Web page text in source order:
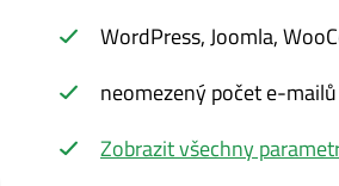
WordPress, Joomla,
neomezený počet e-
Zobrazit všechny